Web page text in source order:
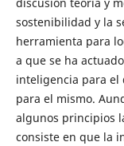
sostenibilidad y la
herramienta para
a que se ha
inteligencia para el
para el mismo.
algunos principios
consiste en que la